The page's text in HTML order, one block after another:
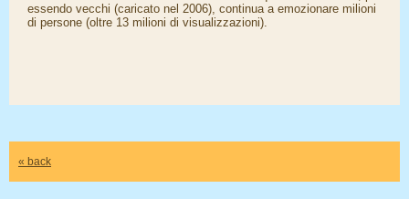
essendo vecchi (caricato nel 2006), continua a emozionare milioni
di persone (oltre 13 milioni di visualizzazioni).
« back